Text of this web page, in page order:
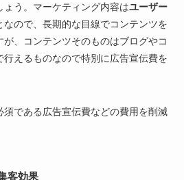
う。マーケティング内容はユーザー
なので、長期的な目線でコンテンツを
、コンテンツそのものはブログやコ
えるものなので特別に広告宣伝費を
である広告宣伝費などの費用を削減
客効果